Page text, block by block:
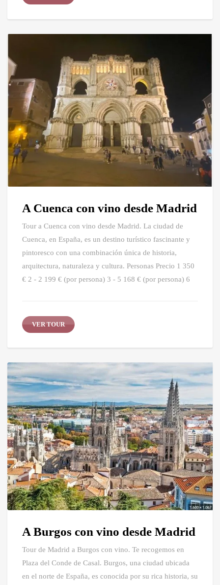
A Cuenca con vino desde Madrid
Tour a Cuenca con vino desde Madrid. La ciudad de
Cuenca, en España, es un destino turístico fascinante y
pintoresco con una combinación única de historia,
arquitectura, naturaleza y cultura. Personas Precio 1 350
€ 2 - 2 199 € (por persona) 3 - 5 168 € (por persona) 6
VER TOUR
A Burgos con vino desde Madrid
Tour de Madrid a Burgos con vino. Te recogemos en
Plaza del Conde de Casal. Burgos, una ciudad ubicada
en el norte de España, es conocida por su rica historia, su